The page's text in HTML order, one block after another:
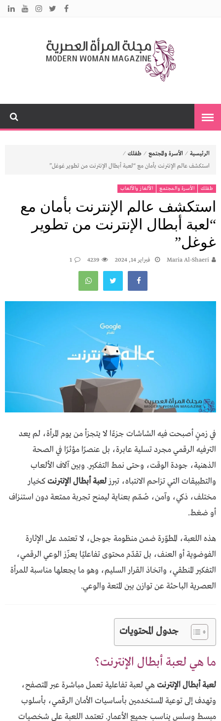
الرئيسية ⁄ الأسرة والمجتمع ⁄ طفلك ⁄
استكشف عالم الإنترنت بأمان مع “لعبة أبطال الإنترنت من تطوير غوغل”
طفلك الأسرة والمجتمع الألغاز والألعاب
استكشف عالم الإنترنت بأمان مع
“لعبة أبطال الإنترنت من تطوير
غوغل”
Maria Al-Shaeri فبراير 14, 2024 4239
1
في زمنٍ أصبحت فيه الشاشات جزءًا لا يتجزأ من يوم المرأة، لم يعد
الترفيه الرقمي مجرد تسلية عابرة، بل عنصرًا مؤثرًا في الصحة
الذهنية، جودة الوقت، وحتى نمط التفكير. وبين آلاف الألعاب
والتطبيقات التي تزاحم الانتباه، تبرز لعبة أبطال الإنترنتكخيار
مختلف، ذكي، وآمن، صُمّم بعناية ليمنح تجربة ممتعة دون استنزاف
أو ضغط.
هذه اللعبة، المطوّرة ضمن منظومة جوجل، لا تعتمد على الإثارة
الفوضوية أو العنف، بل تقدّم محتوى تفاعليًا يعزّز الوعي الرقمي،
التفكير المنطقي، واتخاذ القرار السليم، وهو ما يجعلها مناسبة للمرأة
العصرية الباحثة عن توازن بين المتعة والوعي.
جدول المحتويات
ما هي لعبة أبطال الإنترنت؟
لعبة أبطال الإنترنتهي لعبة تفاعلية تعمل مباشرة عبر المتصفح،
وتهدف إلى توعية المستخدمين بأساسيات الأمان الرقمي، بأسلوب
مبسط وسلس يناسب جميع الأعمار. تعتمد اللعبة على شخصيات